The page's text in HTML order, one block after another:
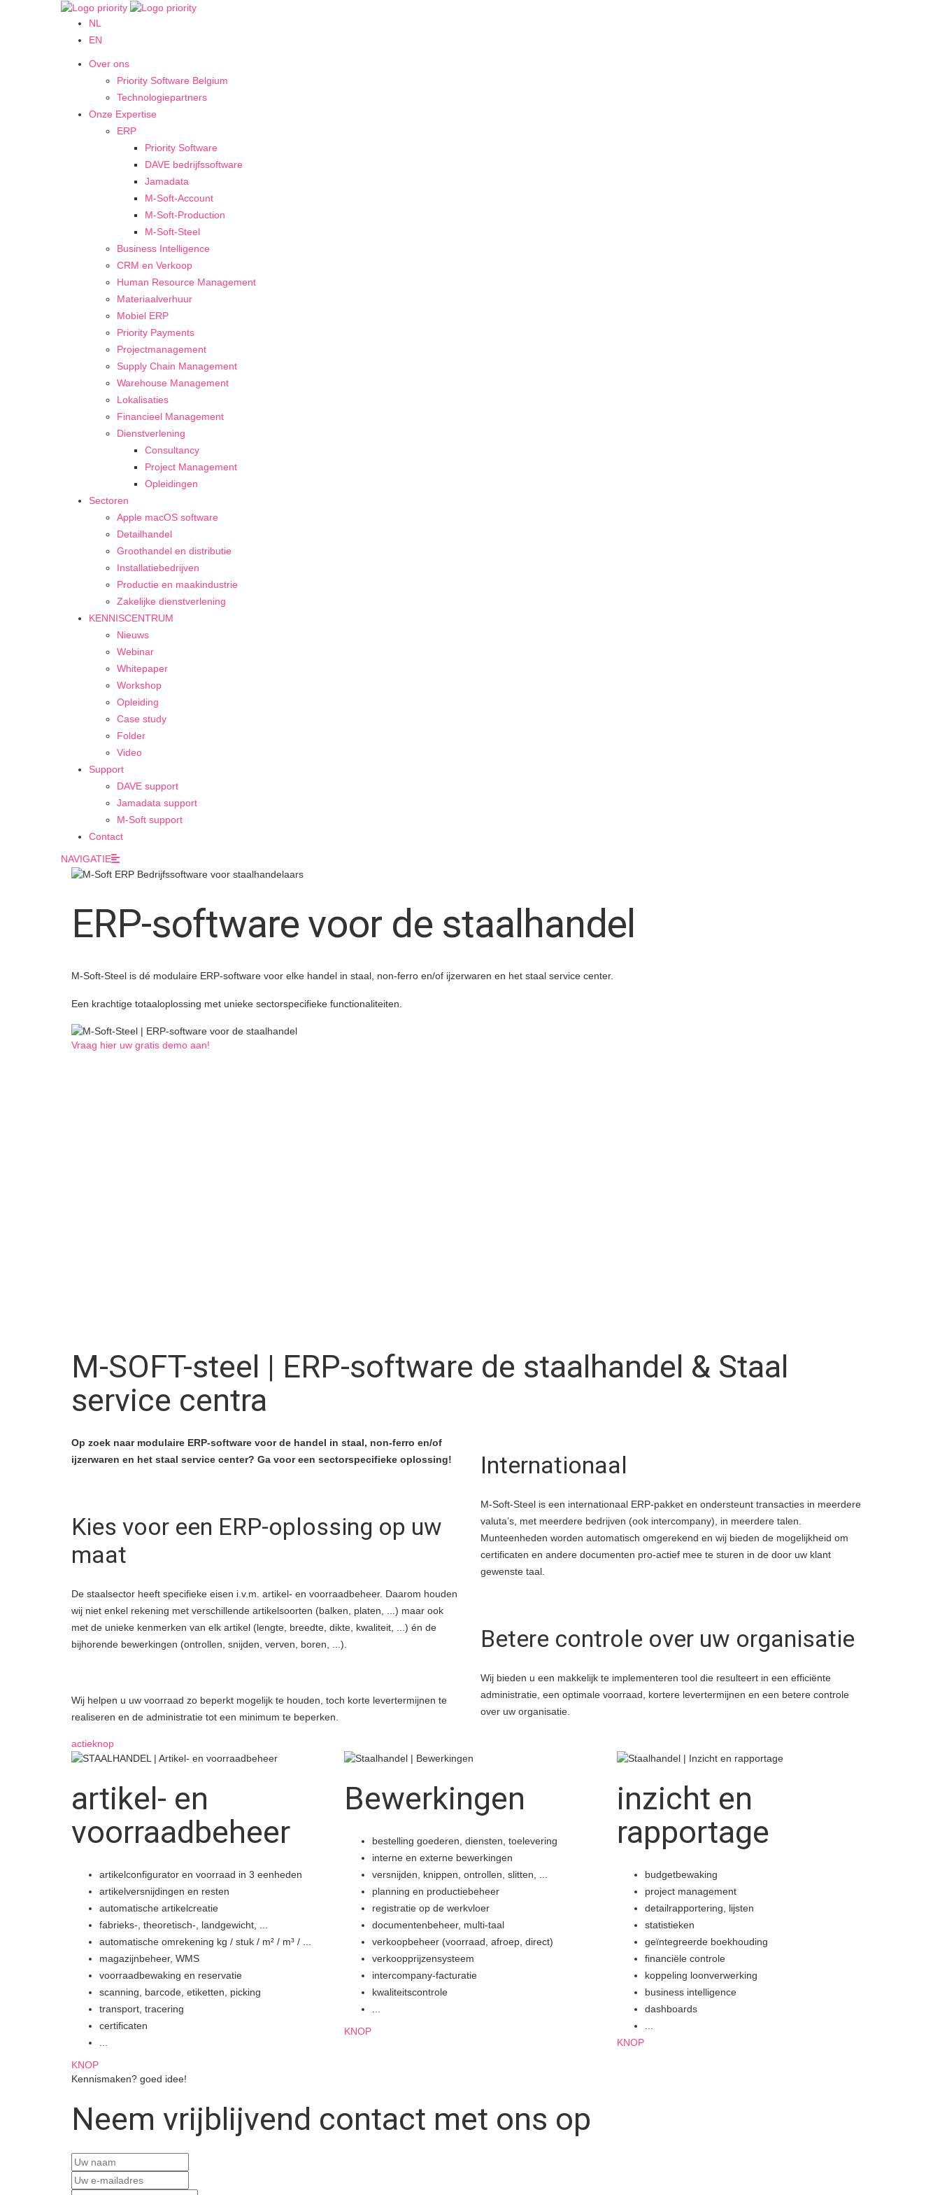
NL
EN
Over ons
Priority Software Belgium
Technologiepartners
Onze Expertise
ERP
Priority Software
DAVE bedrijfssoftware
Jamadata
M-Soft-Account
M-Soft-Production
M-Soft-Steel
Business Intelligence
CRM en Verkoop
Human Resource Management
Materiaalverhuur
Mobiel ERP
Priority Payments
Projectmanagement
Supply Chain Management
Warehouse Management
Lokalisaties
Financieel Management
Dienstverlening
Consultancy
Project Management
Opleidingen
Sectoren
Apple macOS software
Detailhandel
Groothandel en distributie
Installatiebedrijven
Productie en maakindustrie
Zakelijke dienstverlening
KENNISCENTRUM
Nieuws
Webinar
Whitepaper
Workshop
Opleiding
Case study
Folder
Video
Support
DAVE support
Jamadata support
M-Soft support
Contact
NAVIGATIE
ERP-software voor de staalhandel
M-Soft-Steel is dé modulaire ERP-software voor elke handel in staal, non-ferro en/of ijzerwaren en het staal service center.
Een krachtige totaaloplossing met unieke sectorspecifieke functionaliteiten.
Vraag hier uw gratis demo aan!
M-SOFT-steel | ERP-software de staalhandel & Staal
service centra
Op zoek naar modulaire ERP-software voor de handel in staal, non-ferro en/of
ijzerwaren en het staal service center? Ga voor een sectorspecifieke oplossing!
Kies voor een ERP-oplossing op uw
maat
De staalsector heeft specifieke eisen i.v.m. artikel- en voorraadbeheer. Daarom houden
wij niet enkel rekening met verschillende artikelsoorten (balken, platen, ...) maar ook
met de unieke kenmerken van elk artikel (lengte, breedte, dikte, kwaliteit, ...) én de
bijhorende bewerkingen (ontrollen, snijden, verven, boren, ...).
Wij helpen u uw voorraad zo beperkt mogelijk te houden, toch korte levertermijnen te
realiseren en de administratie tot een minimum te beperken.
Internationaal
M-Soft-Steel is een internationaal ERP-pakket en ondersteunt transacties in meerdere
valuta’s, met meerdere bedrijven (ook intercompany), in meerdere talen.
Munteenheden worden automatisch omgerekend en wij bieden de mogelijkheid om
certificaten en andere documenten pro-actief mee te sturen in de door uw klant
gewenste taal.
Betere controle over uw organisatie
Wij bieden u een makkelijk te implementeren tool die resulteert in een efficiënte
administratie, een optimale voorraad, kortere levertermijnen en een betere controle
over uw organisatie.
actieknop
artikel- en
voorraadbeheer
artikelconfigurator en voorraad in 3 eenheden
artikelversnijdingen en resten
automatische artikelcreatie
fabrieks-, theoretisch-, landgewicht, ...
automatische omrekening kg / stuk / m² / m³ / ...
magazijnbeheer, WMS
voorraadbewaking en reservatie
scanning, barcode, etiketten, picking
transport, tracering
certificaten
KNOP
Bewerkingen
bestelling goederen, diensten, toelevering
interne en externe bewerkingen
versnijden, knippen, ontrollen, slitten, ...
planning en productiebeheer
registratie op de werkvloer
documentenbeheer, multi-taal
verkoopbeheer (voorraad, afroep, direct)
verkoopprijzensysteem
intercompany-facturatie
kwaliteitscontrole
KNOP
inzicht en
rapportage
budgetbewaking
project management
detailrapportering, lijsten
statistieken
geïntegreerde boekhouding
financiële controle
koppeling loonverwerking
business intelligence
dashboards
KNOP
Kennismaken? goed idee!
Neem vrijblijvend contact met ons op